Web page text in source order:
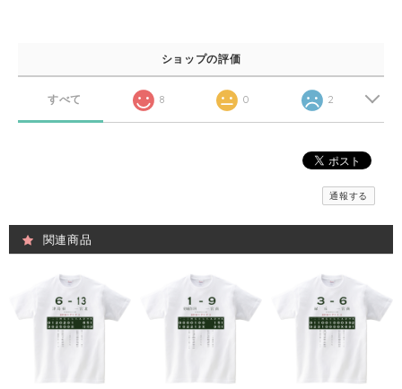
ショップの評価
すべて 8 0 2
通報する
関連商品